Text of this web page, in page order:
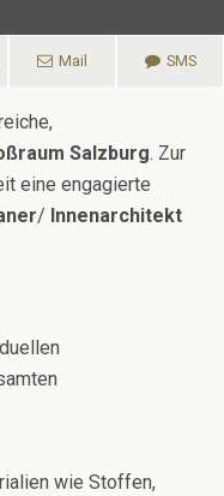
Mail SMS
Salzburg. Zur
eine engagierte
/ Innenarchitekt
wie Stoffen,